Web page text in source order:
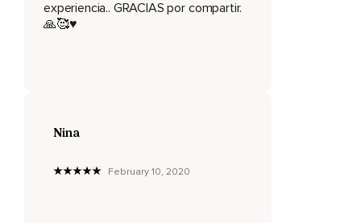
Dios no lo hará y el enemigo no puede hacerlo.
De desánimo,
experiencia.. GRACIAS por compartir.
🙏🥰♥️
Nina
February 10, 2020